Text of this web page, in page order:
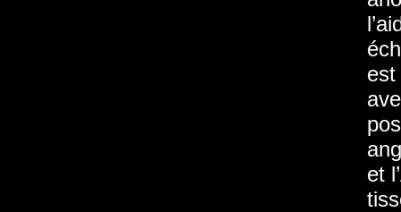
est
et